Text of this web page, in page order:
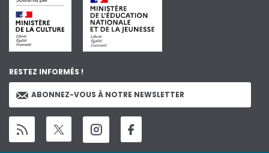
RESTEZ INFORMÉS !
ABONNEZ-VOUS À NOTRE NEWSLETTER